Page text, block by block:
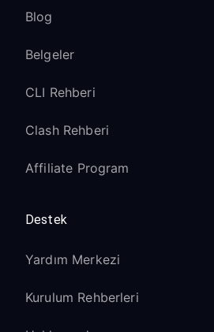
Blog
Belgeler
CLI Rehberi
Clash Rehberi
Affiliate Program
Destek
Yardım Merkezi
Kurulum Rehberleri